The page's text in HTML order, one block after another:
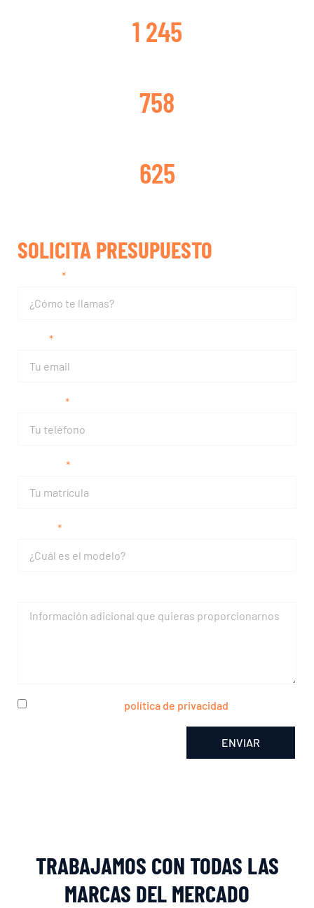
SOLICITA PRESUPUESTO
política de privacidad
ENVIAR
1 245
758
625
TRABAJAMOS CON TODAS LAS
MARCAS DEL MERCADO